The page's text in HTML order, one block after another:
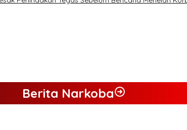
Berita Narkoba